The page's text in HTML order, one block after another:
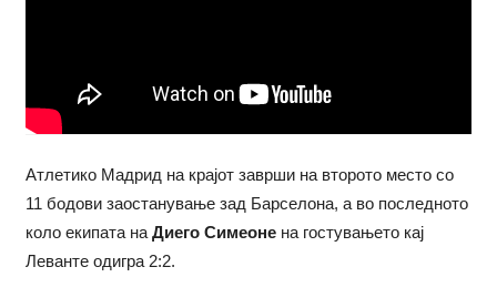
Атлетико Мадрид на крајот заврши на второто место со
11 бодови заостанување зад Барселона, а во последното
коло екипата на Диего Симеонена гостувањето кај
Леванте одигра 2:2.